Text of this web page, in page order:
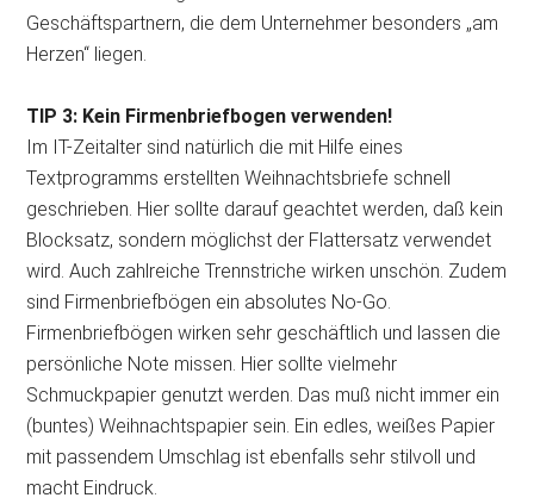
Geschäftspartnern, die dem Unternehmer besonders „am
Herzen“ liegen.
TIP 3: Kein Firmenbriefbogen verwenden!
Im IT-Zeitalter sind natürlich die mit Hilfe eines
Textprogramms erstellten Weihnachtsbriefe schnell
geschrieben. Hier sollte darauf geachtet werden, daß kein
Blocksatz, sondern möglichst der Flattersatz verwendet
wird. Auch zahlreiche Trennstriche wirken unschön. Zudem
sind Firmenbriefbögen ein absolutes No-Go.
Firmenbriefbögen wirken sehr geschäftlich und lassen die
persönliche Note missen. Hier sollte vielmehr
Schmuckpapier genutzt werden. Das muß nicht immer ein
(buntes) Weihnachtspapier sein. Ein edles, weißes Papier
mit passendem Umschlag ist ebenfalls sehr stilvoll und
macht Eindruck.